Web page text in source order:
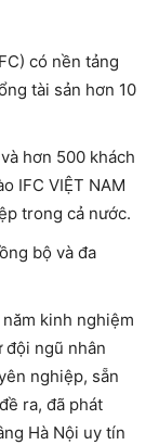
có nền tảng
tài sản hơn 10
hơn 500 khách
IFC VIỆT NAM
trong cả nước.
bộ và đa
kinh nghiệm
ngũ nhân
nghiệp, sẵn
ra, đã phát
Hà Nội uy tín